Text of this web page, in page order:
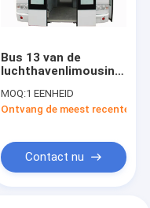
Bus 13 van de
luchthavenlimousine
Airconditioning van
THERMOKING S30
MOQ:1 EENHEID
Ontvang de meest recente
Contact nu